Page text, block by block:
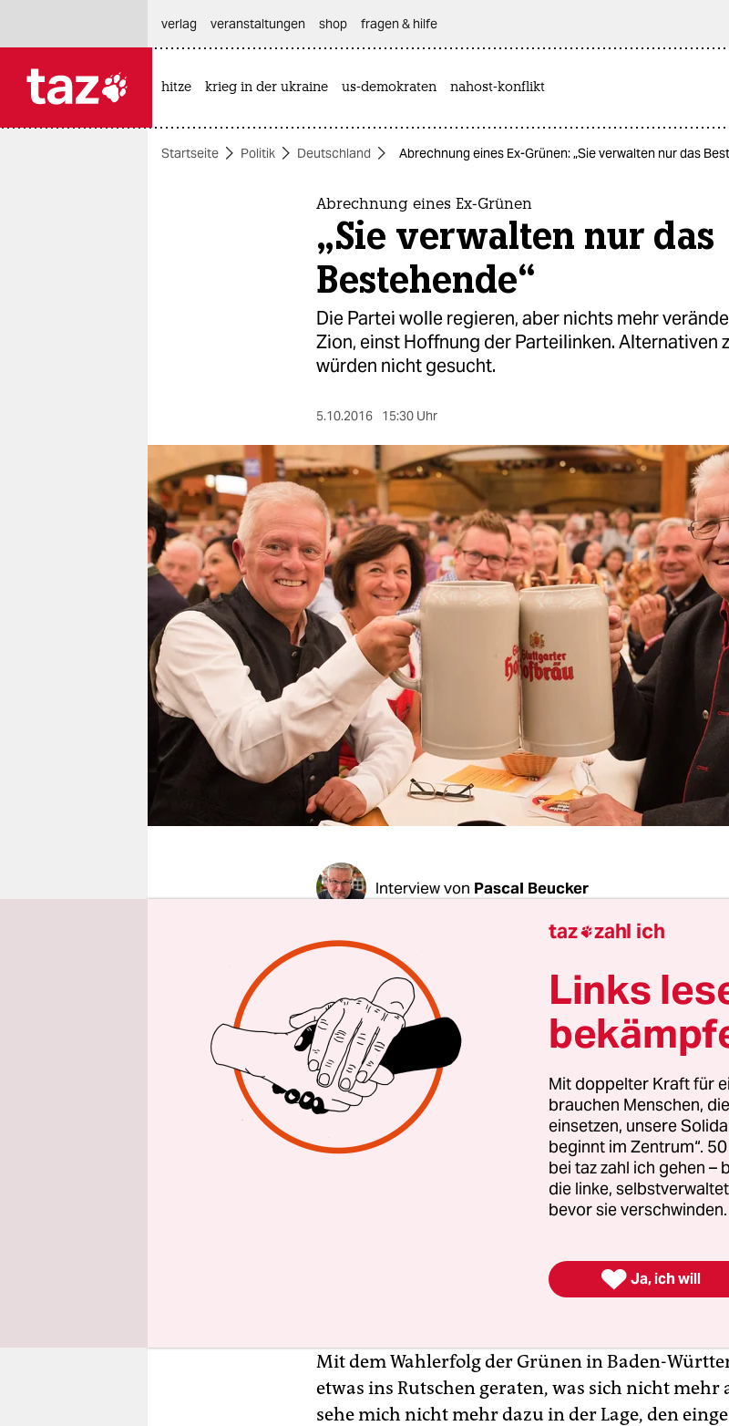
themen
nord
wahrheit
verlag
verlag
veranstaltungen
shop
fragen & hilfe
unterstützen
abo
genossenschaft
verlag
veranstaltungen shop fragen & hilfe
hitze krieg in der ukraine us-demokraten nahost-konflikt
Startseite Politik Deutschland Abrechnung eines Ex-Grünen: „Sie verwalten nur das
Abrechnung eines Ex-Grünen
„Sie verwalten nur das
Bestehende“
Die Partei wolle regieren, aber nichts mehr
Zion, einst Hoffnung der Parteilinken. Alternativen
würden nicht gesucht.
5.10.2016 15:30 Uhr
Interview von Pascal Beucker
taz: Herr Zion, was hat Sie dazu gebracht, aus
auszutreten?
Robert Zion:
Das war ein langer
weiß man dann halt, dass es sich nicht mehr
habe ich mit etlichen anderen Grünen versucht,
progressive, emanzipatorische, sozialere und
gewinnen. Inzwischen bin ich überzeugt davon,
geworden ist. Damit jedoch wäre jeder weitere
Vergeudung von Energie, die für die Erringung
Mit dem Wahlerfolg der Grünen in Baden-
etwas ins Rutschen geraten, was sich nicht mehr
sehe mich nicht mehr dazu in der Lage, den
taz zahl ich
Links
Mit doppelter Kraft für
brauchen Menschen,
einsetzen, unsere
beginnt im Zentrum“.
bei taz zahl ich gehen –
die linke,
bevor sie
 Ja, ich will